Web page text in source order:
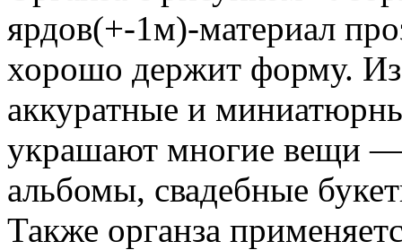
ярдов(+-1м)-материал
хорошо держит форму.
аккуратные и
украшают многие вещи
альбомы, свадебные
Также органза